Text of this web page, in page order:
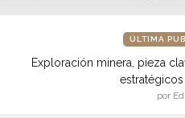
ÚLTIMA
Exploración minera, pieza
por